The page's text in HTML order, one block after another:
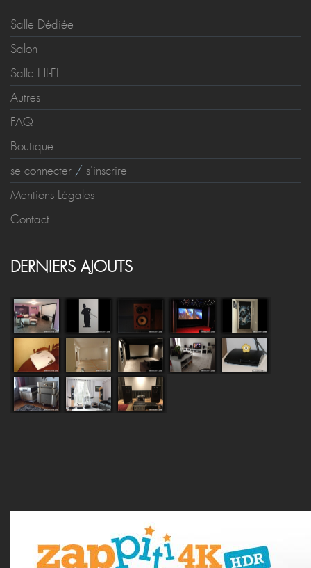
Salle Dédiée
Salon
Salle HI-FI
Autres
FAQ
Boutique
se connecter / s'inscrire
Mentions Légales
Contact
DERNIERS AJOUTS